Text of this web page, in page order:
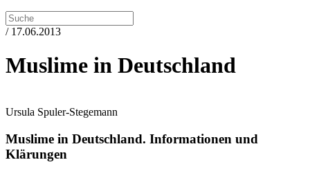
/ 17.06.2013
Muslime in Deutschland
Ursula Spuler-Stegemann
Muslime in Deutschland. Informationen und
Klärungen